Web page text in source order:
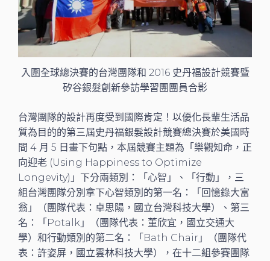
入圍全球總決賽的台灣團隊和 2016 史丹福設計競賽暨
矽谷銀髮創新參訪學習團團員合影
台灣團隊的設計再度受到國際肯定！以優化長輩生活品
質為目的的第三屆史丹福銀髮設計競賽總決賽於美國時
間 4 月 5 日畫下句點，本屆競賽主題為「樂觀知命，正
向迎老 (Using Happiness to Optimize
Longevity)」下分兩類別：「心智」、「行動」，三
組台灣團隊分別拿下心智類別的第一名：「回憶錄大富
翁」（團隊代表：卓思陽，國立台灣科技大學）、第三
名：「Potalk」（團隊代表：董欣宜，國立交通大
學）和行動類別的第二名：「Bath Chair」（團隊代
表：許姿屏，國立雲林科技大學），在十二組參賽團隊